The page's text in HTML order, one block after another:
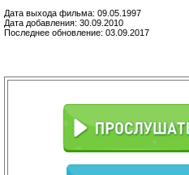
Дата выхода фильма: 09.05.1997
Дата добавления: 30.09.2010
Последнее обновление: 03.09.2017